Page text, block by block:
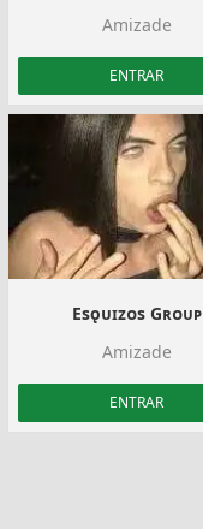
Amizade
ENTRAR
Esǫᴜɪᴢᴏs Gʀᴏᴜᴘ
Amizade
ENTRAR